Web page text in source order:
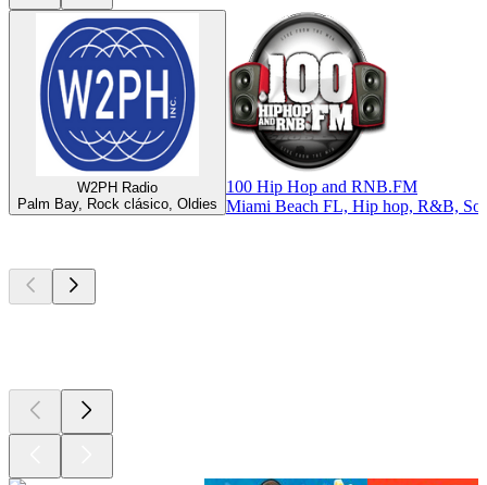
W2PH Radio
Palm Bay, Rock clásico, Oldies
100 Hip Hop and RNB.FM
Miami Beach FL, Hip hop, R&B,